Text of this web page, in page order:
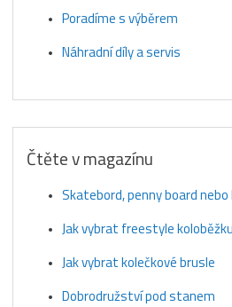
Poradíme s výběrem
Náhradní díly a servis
Čtěte v magazínu
Skatebord, penny board nebo
Jak vybrat freestyle koloběžku
Jak vybrat kolečkové brusle
Dobrodružství pod stanem